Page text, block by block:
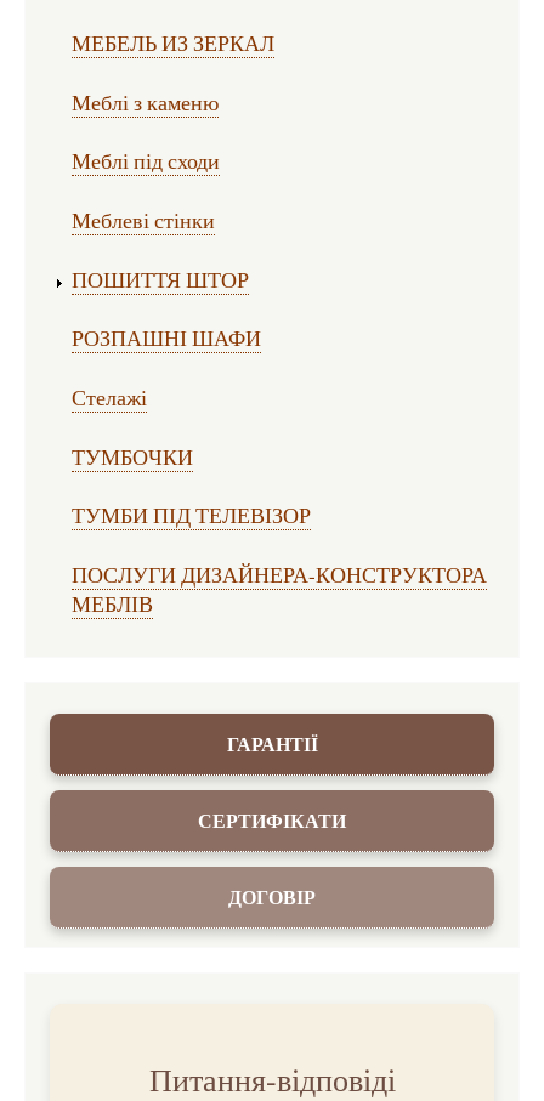
МЕБЕЛЬ ИЗ ЗЕРКАЛ
Меблі з каменю
Меблі під сходи
Меблеві стінки
ПОШИТТЯ ШТОР
РОЗПАШНІ ШАФИ
Стелажі
ТУМБОЧКИ
ТУМБИ ПІД ТЕЛЕВІЗОР
ПОСЛУГИ ДИЗАЙНЕРА-КОНСТРУКТОРА
МЕБЛІВ
ГАРАНТІЇ
СЕРТИФІКАТИ
ДОГОВІР
Питання-відповіді